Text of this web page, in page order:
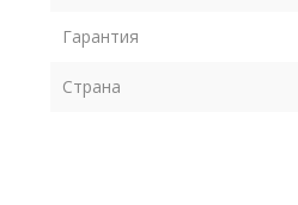
Гарантия
Страна